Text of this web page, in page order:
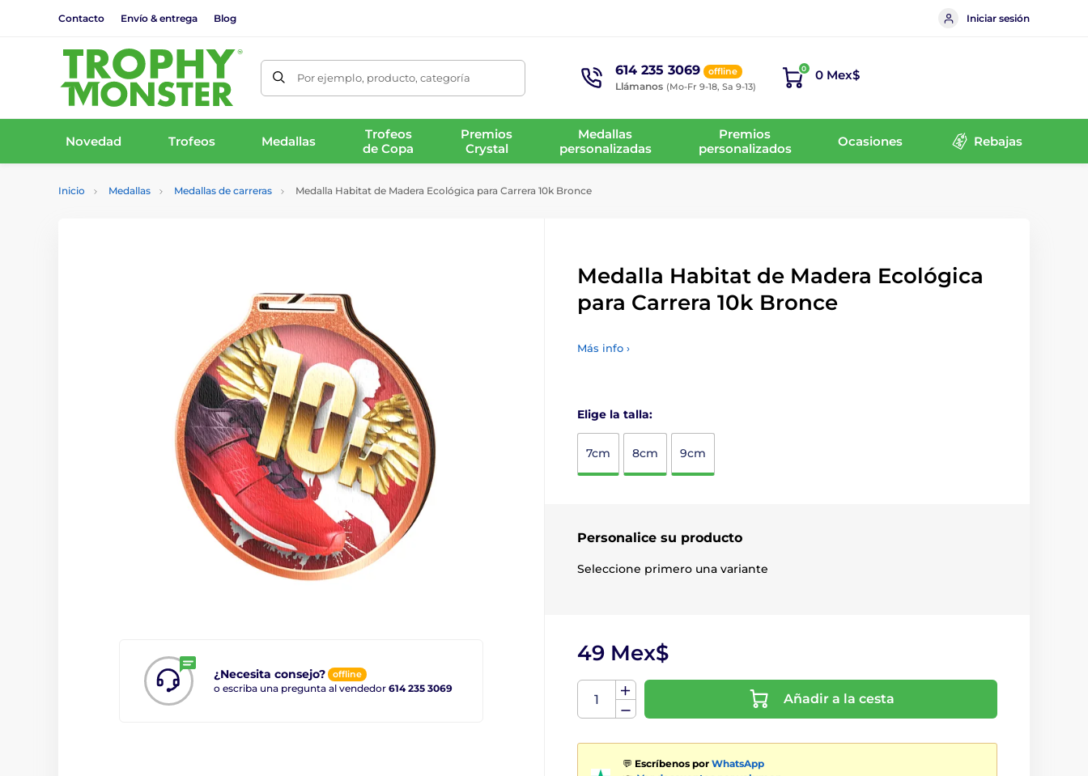
Contacto Envío & entrega Blog Iniciar sesión
Por ejemplo, producto, categoría 614 235 3069 offline
Llámanos (Mo-Fr 9-18, Sa 9-13)
0 0 Mex$
Novedad Trofeos Medallas
Trofeos
de Copa
Premios
Crystal
Medallas
personalizadas
Premios
personalizados
Ocasiones Rebajas
Inicio Medallas Medallas de carreras Medalla Habitat de Madera Ecológica para Carrera 10k Bronce
¿Necesita consejo? offline
o escriba una pregunta al vendedor 614 235 3069
Medalla Habitat de Madera Ecológica
para Carrera 10k Bronce
Más info ›
Elige la talla:
7cm 8cm 9cm
Personalice su producto
Seleccione primero una variante
49 Mex$
Añadir a la cesta
💬 Escríbenos por WhatsApp